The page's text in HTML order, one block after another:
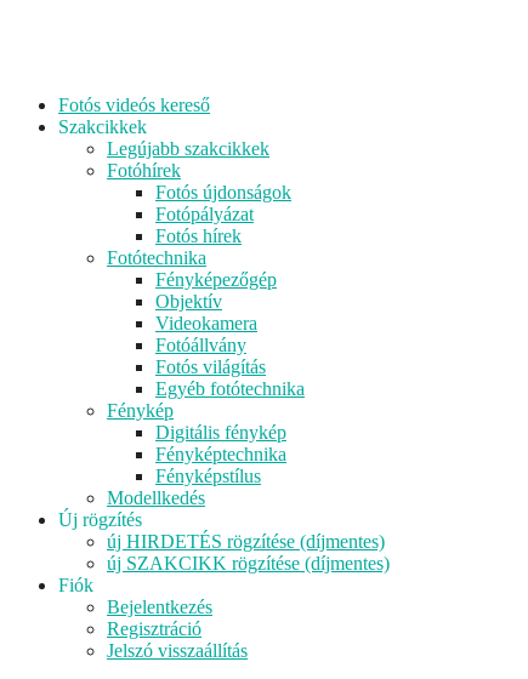
Menu
Fotós videós kereső
Szakcikkek
Legújabb szakcikkek
Fotóhírek
Fotós újdonságok
Fotópályázat
Fotós hírek
Fotótechnika
Fényképezőgép
Objektív
Videokamera
Fotóállvány
Fotós világítás
Egyéb fotótechnika
Fénykép
Digitális fénykép
Fényképtechnika
Fényképstílus
Modellkedés
Új rögzítés
új HIRDETÉS rögzítése (díjmentes)
új SZAKCIKK rögzítése (díjmentes)
Fiók
Bejelentkezés
Regisztráció
Jelszó visszaállítás